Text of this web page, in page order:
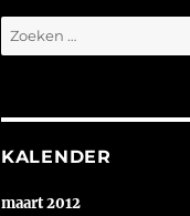
Zoeken
naar:
KALENDER
maart 2012